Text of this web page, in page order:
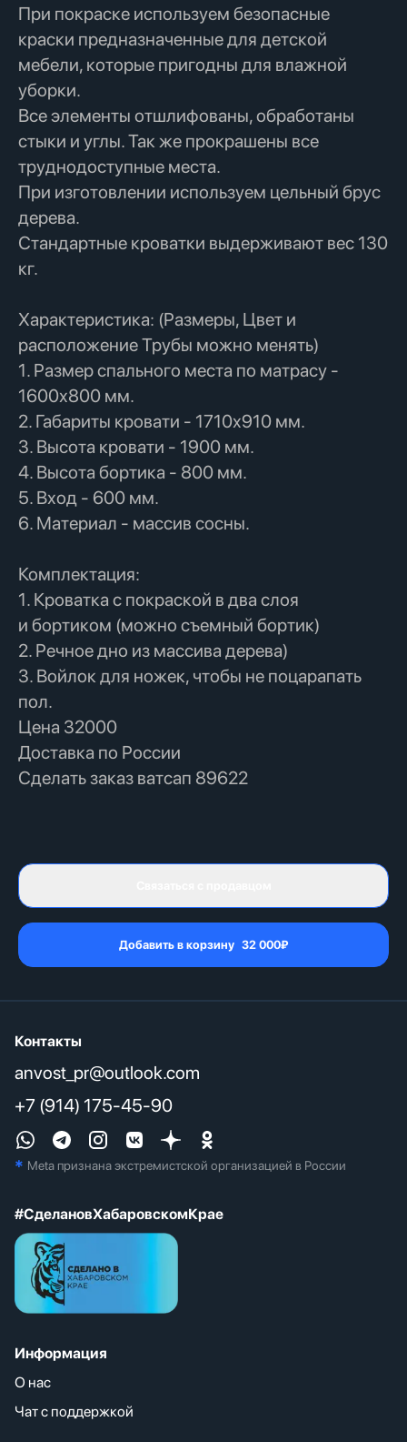
При покраске используем безопасные
краски предназначенные для детской
мебели, которые пригодны для влажной
уборки.
Все элементы отшлифованы, обработаны
стыки и углы. Так же прокрашены все
труднодоступные места.
При изготовлении используем цельный брус
дерева.
Стандартные кроватки выдерживают вес 130
кг.
Характеристика: (Размеры, Цвет и
расположение Трубы можно менять)
1. Размер спального места по матрасу -
1600х800 мм.
2. Габариты кровати - 1710х910 мм.
3. Высота кровати - 1900 мм.
4. Высота бортика - 800 мм.
5. Вход - 600 мм.
6. Материал - массив сосны.
Комплектация:
1. Кроватка с покраской в два слоя
и бортиком (можно съемный бортик)
2. Речное дно из массива дерева)
3. Войлок для ножек, чтобы не поцарапать
пол.
Цена 32000
Доставка по России
Сделать заказ ватсап 89622
Добавить в корзину 32 000₽
Контакты
anvost_pr@outlook.com
+7 (914) 175-45-90
* Meta признана экстремистcкой организацией в России
#СделановХабаровскомКрае
Информация
О нас
Чат с поддержкой